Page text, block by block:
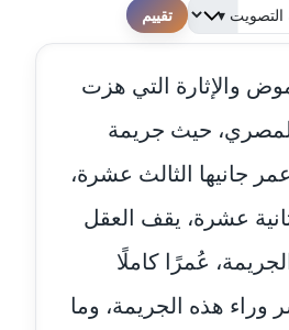
عبد الفتاح
كريدي
مليجي
لطفا قم بالتقييم
والإثارة التي هزت
حيث جريمة
جانيها الثالث عشرة،
عشرة، يقف العقل
عُمرًا كاملًا
وراء هذه الجريمة، وما